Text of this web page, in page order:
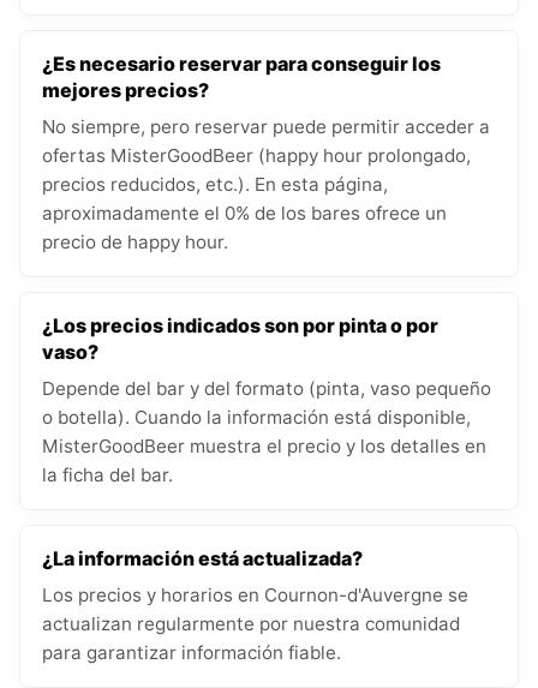
¿Es necesario reservar para conseguir los
mejores precios?
No siempre, pero reservar puede permitir acceder a
ofertas MisterGoodBeer (happy hour prolongado,
precios reducidos, etc.). En esta página,
aproximadamente el 0% de los bares ofrece un
precio de happy hour.
¿Los precios indicados son por pinta o por
vaso?
Depende del bar y del formato (pinta, vaso pequeño
o botella). Cuando la información está disponible,
MisterGoodBeer muestra el precio y los detalles en
la ficha del bar.
¿La información está actualizada?
Los precios y horarios en Cournon-d'Auvergne se
actualizan regularmente por nuestra comunidad
para garantizar información fiable.